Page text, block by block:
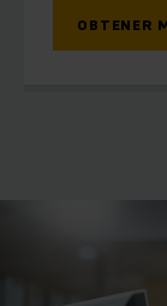
OBTENER